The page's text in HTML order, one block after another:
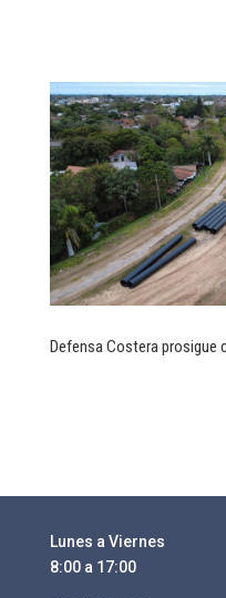
Defensa Costera prosigue
Lunes a Viernes
8:00 a 17:00